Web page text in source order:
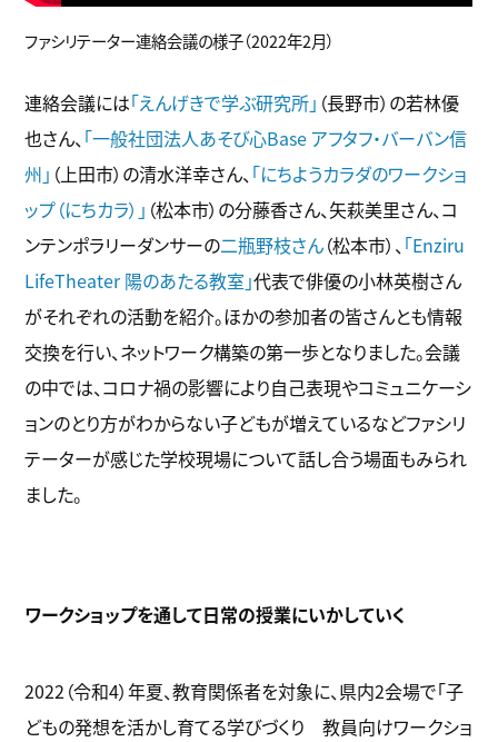
ファシリテーター連絡会議の様子（2022年2月）
連絡会議には「えんげきで学ぶ研究所」 （長野市）の若林優
也さん、 「一般社団法人あそび心Base アフタフ・バーバン信
州」 （上田市）の清水洋幸さん、 「にちようカラダのワークショ
ップ（にちカラ）」 （松本市）の分藤香さん、矢萩美里さん、コ
ンテンポラリーダンサーの二瓶野枝さん（松本市）、 「Enziru
LifeTheater 陽のあたる教室」代表で俳優の小林英樹さん
がそれぞれの活動を紹介。ほかの参加者の皆さんとも情報
交換を行い、ネットワーク構築の第一歩となりました。会議
の中では、コロナ禍の影響により自己表現やコミュニケーシ
ョンのとり方がわからない子どもが増えているなどファシリ
テーターが感じた学校現場について話し合う場面もみられ
ました。
ワークショップを通して日常の授業にいかしていく
2022（令和4）年夏、教育関係者を対象に、県内2会場で「子
どもの発想を活かし育てる学びづくり 教員向けワークショ